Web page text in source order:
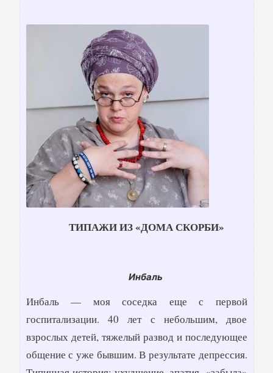
ТИПАЖИ ИЗ «ДОМА СКОРБИ»
Инбаль
Инбаль — моя соседка еще с первой
госпитализации. 40 лет с небольшим, двое
взрослых детей, тяжелый развод и последующее
общение с уже бывшим. В результате депрессия.